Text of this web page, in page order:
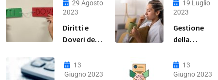
29 Agosto
2023
Diritti e
Doveri della
Domestica:
Guida
19 Luglio
2023
Gestione
della
per Colf,
Badanti e
13
Giugno 2023
13
Giugno 2023